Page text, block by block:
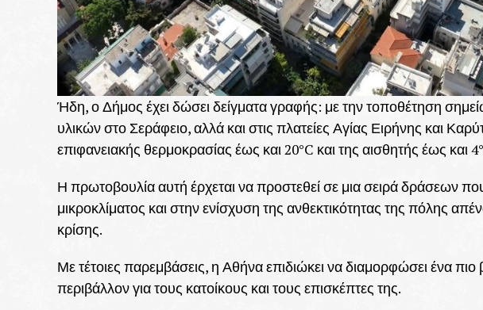
Ήδη, ο Δήμος έχει δώσει δείγματα γραφής: με την τοποθέτηση
υλικών στο Σεράφειο, αλλά και στις πλατείες Αγίας Ειρήνης και
επιφανειακής θερμοκρασίας έως και 20°C και της αισθητής έως και
Η πρωτοβουλία αυτή έρχεται να προστεθεί σε μια σειρά δράσεων
μικροκλίματος και στην ενίσχυση της ανθεκτικότητας της πόλης
κρίσης.
Με τέτοιες παρεμβάσεις, η Αθήνα επιδιώκει να διαμορφώσει ένα πιο
περιβάλλον για τους κατοίκους και τους επισκέπτες της.